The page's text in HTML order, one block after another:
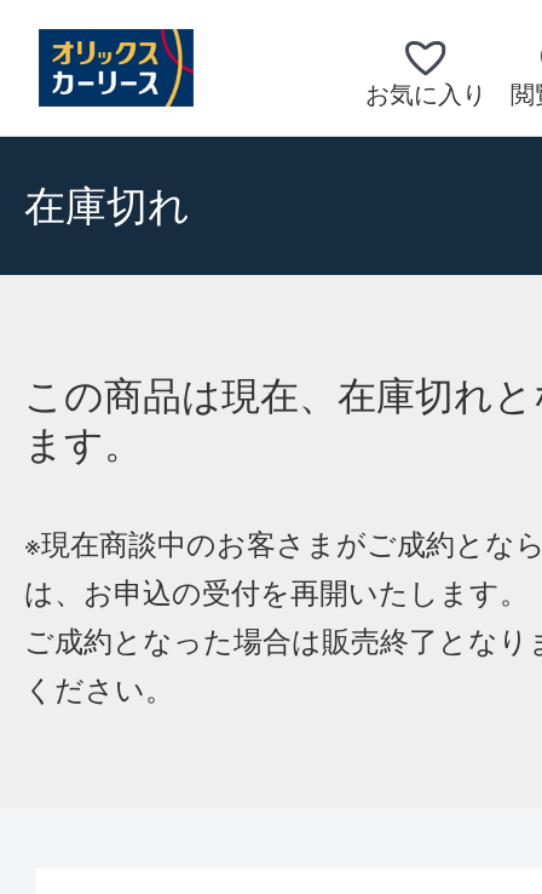
お気に入り 閲
在庫切れ
この商品は現在、在庫切れ
ます。
※現在商談中のお客さまがご成約とな
は、お申込の受付を再開いたします。
ご成約となった場合は販売終了となり
ください。